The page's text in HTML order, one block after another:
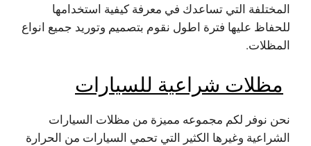
المختلفة التي تساعدك في معرفة كيفية استخدامها
للحفاظ عليها فترة اطول نقوم بتصميم وتوريد جميع انواع
المظلات.
مظلات شراعية للسيارات
نحن نوفر لكم مجموعه مميزة من مظلات السيارات
الشراعية وغيرها الكثير التي تحمي السيارات من الحرارة